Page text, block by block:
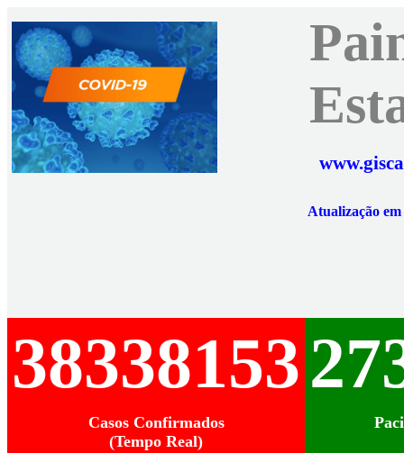
Atualização
38338153
Casos Confirmados
(Tempo Real)